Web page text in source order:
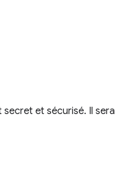
et sécurisé. Il sera